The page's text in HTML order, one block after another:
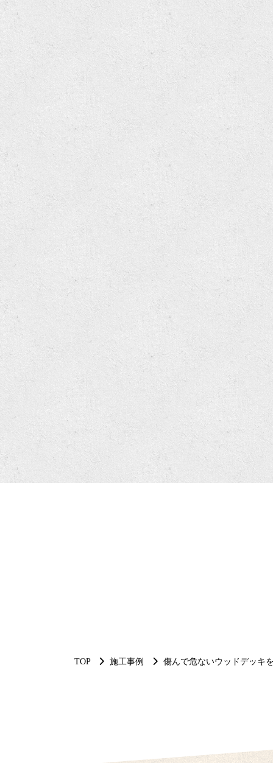
TOP 施工事例 傷んで危ないウッドデッキ